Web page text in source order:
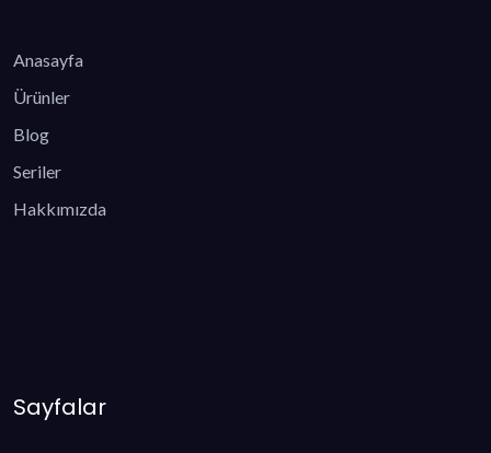
Anasayfa
Ürünler
Blog
Seriler
Hakkımızda
Sayfalar